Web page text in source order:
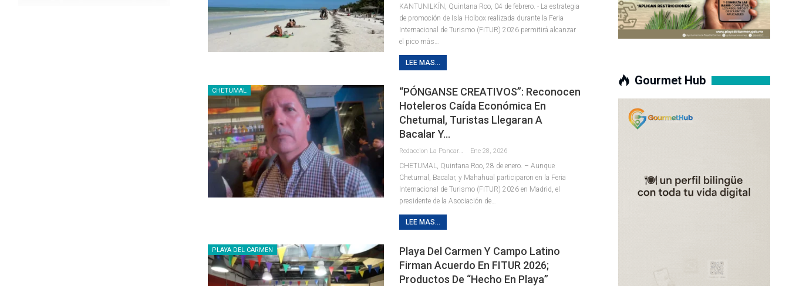
KANTUNILKÍN, Quintana Roo, 04 de febrero. - La estrategia
de promoción de Isla Holbox realizada durante la Feria
Internacional de Turismo (FITUR) 2026 permitirá alcanzar
el pico más
LEE MAS...
CHETUMAL
“PÓNGANSE CREATIVOS”: Reconocen
Hoteleros Caída Económica En
Chetumal, Turistas Llegaran A
Bacalar Y…
Ene 28, 2026
CHETUMAL, Quintana Roo, 28 de enero. – Aunque
Chetumal, Bacalar, y Mahahual participaron en la Feria
Internacional de Turismo (FITUR) 2026 en Madrid, el
presidente de la Asociación de
LEE MAS...
PLAYA DEL CARMEN
Playa Del Carmen Y Campo Latino
Firman Acuerdo En FITUR 2026;
Productos De “Hecho En Playa”
Gourmet Hub